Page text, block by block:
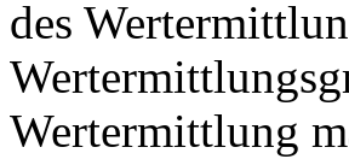
des
Wertermittlung